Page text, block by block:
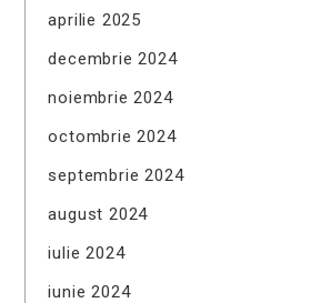
aprilie 2025
decembrie 2024
noiembrie 2024
octombrie 2024
septembrie 2024
august 2024
iulie 2024
iunie 2024